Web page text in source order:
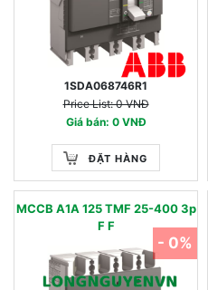
1SDA068746R1
Price List: 0 VNĐ
Giá bán: 0 VNĐ
ĐẶT HÀNG
MCCB A1A 125 TMF 25-400 3p
F F
- 0%